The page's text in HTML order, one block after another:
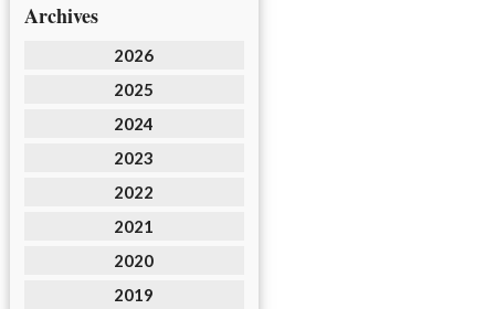
Archives
2026
2025
2024
2023
2022
2021
2020
2019